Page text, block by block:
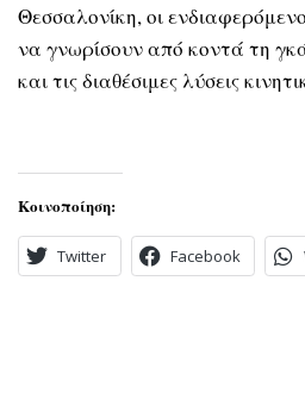
Θεσσαλονίκη, οι
να γνωρίσουν από κοντά τη
και τις διαθέσιμες λύσεις
Κοινοποίηση:
Twitter Facebook